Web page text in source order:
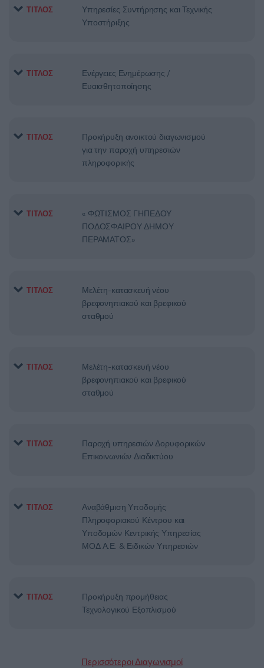
ΤΙΤΛΟΣ
Υπηρεσίες Συντήρησης και Τεχνικής
Υποστήριξης
ΤΙΤΛΟΣ
Ενέργειες Ενημέρωσης /
Ευαισθητοποίησης
ΤΙΤΛΟΣ
Προκήρυξη ανοικτού διαγωνισμού
για την παροχή υπηρεσιών
πληροφορικής
ΤΙΤΛΟΣ
« ΦΩΤΙΣΜΟΣ ΓΗΠΕΔΟΥ
ΠΟΔΟΣΦΑΙΡΟΥ ΔΗΜΟΥ
ΠΕΡΑΜΑΤΟΣ»
ΤΙΤΛΟΣ
Μελέτη-κατασκευή νέου
βρεφονηπιακού και βρεφικού
σταθμού
ΤΙΤΛΟΣ
Μελέτη-κατασκευή νέου
βρεφονηπιακού και βρεφικού
σταθμού
ΤΙΤΛΟΣ
Παροχή υπηρεσιών Δορυφορικών
Επικοινωνιών Διαδικτύου
ΤΙΤΛΟΣ
Αναβάθμιση Υποδομής
Πληροφοριακού Κέντρου και
Υποδομών Κεντρικής Υπηρεσίας
ΜΟΔ Α.Ε. & Ειδικών Υπηρεσιών
ΤΙΤΛΟΣ
Προκήρυξη προμήθειας
Τεχνολογικού Εξοπλισμού
Περισσότεροι Διαγωνισμοί